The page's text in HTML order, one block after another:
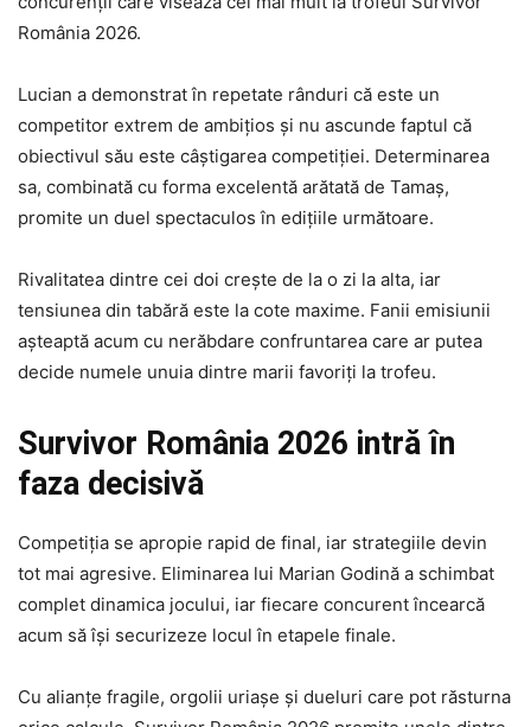
România 2026.
Lucian a demonstrat în repetate rânduri că este un
competitor extrem de ambițios și nu ascunde faptul că
obiectivul său este câștigarea competiției. Determinarea
sa, combinată cu forma excelentă arătată de Tamaș,
promite un duel spectaculos în edițiile următoare.
Rivalitatea dintre cei doi crește de la o zi la alta, iar
tensiunea din tabără este la cote maxime. Fanii emisiunii
așteaptă acum cu nerăbdare confruntarea care ar putea
decide numele unuia dintre marii favoriți la trofeu.
Survivor România 2026 intră în
faza decisivă
Competiția se apropie rapid de final, iar strategiile devin
tot mai agresive. Eliminarea lui Marian Godină a schimbat
complet dinamica jocului, iar fiecare concurent încearcă
acum să își securizeze locul în etapele finale.
Cu alianțe fragile, orgolii uriașe și dueluri care pot răsturna